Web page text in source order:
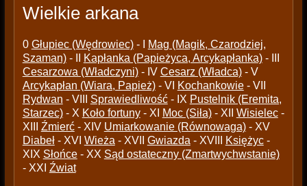
Wielkie arkana
0 Głupiec (Wędrowiec)- I
Mag (Magik, Czarodziej,
Szaman)- II Kapłanka (Papieżyca, Arcykapłanka)- III
Cesarzowa (Władczyni)- IV Cesarz (Władca)- V
Arcykapłan (Wiara, Papież)- VI Kochankowie- VII
Rydwan - VIII Sprawiedliwość- IX Pustelnik (Eremita,
Starzec)- X Koło fortuny- XI Moc (Siła)- XII Wisielec-
XIII Źmierć- XIV Umiarkowanie (Równowaga)- XV
Diabeł- XVI Wieża - XVII Gwiazda - XVIII Księżyc-
XIX Słońce- XX Sąd ostateczny (Zmartwychwstanie)
- XXI Źwiat